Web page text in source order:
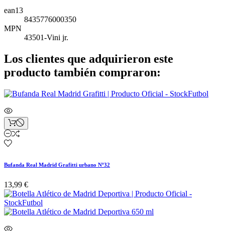
ean13
8435776000350
MPN
43501-Vini jr.
Los clientes que adquirieron este
producto también compraron:
Bufanda Real Madrid Grafitti urbano Nº32
13,99 €